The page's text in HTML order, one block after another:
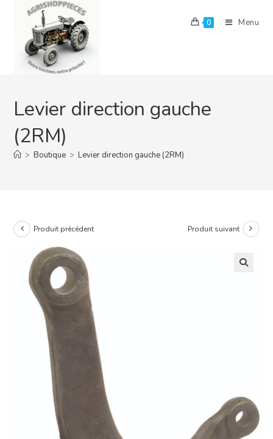
content
0 Menu
Levier direction gauche
(2RM)
> Boutique > Levier direction gauche (2RM)
Produit précédent Produit suivant